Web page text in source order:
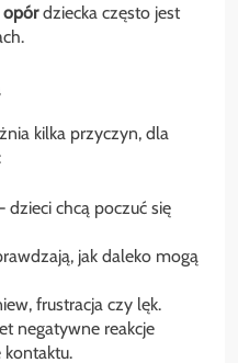
opórdziecka często jest
kilka przyczyn, dla
dzieci chcą poczuć się
jak daleko mogą
frustracja czy lęk.
negatywne reakcje
kontaktu.